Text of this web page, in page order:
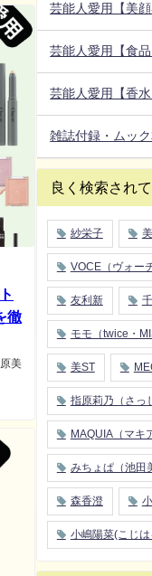
徹
美
芸能人愛用【美顔
芸能人愛用【食品
芸能人愛用【香水
雑誌付録・ムッ
良く検索され
紗栄子
VOCE（ヴォー
友利新
モモ（twice・
美ST
指原莉乃（さっ
MAQUIA（マキ
みちょぱ（池田
森香澄
小嶋陽菜(こじは